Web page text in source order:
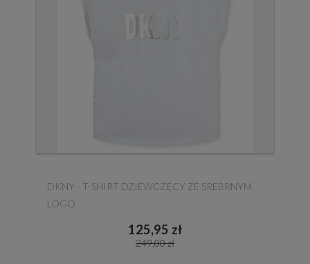
DKNY - T-SHIRT DZIEWCZĘCY ZE SREBRNYM
LOGO
125,95 zł
249,00 zł